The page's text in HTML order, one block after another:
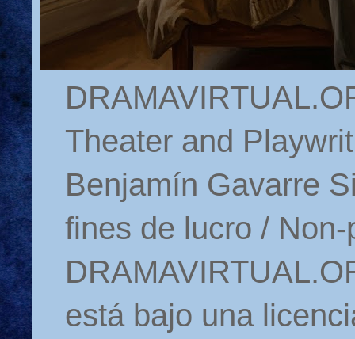
Theater and
Benjamín Gavarre
fines de lucro /
está bajo una